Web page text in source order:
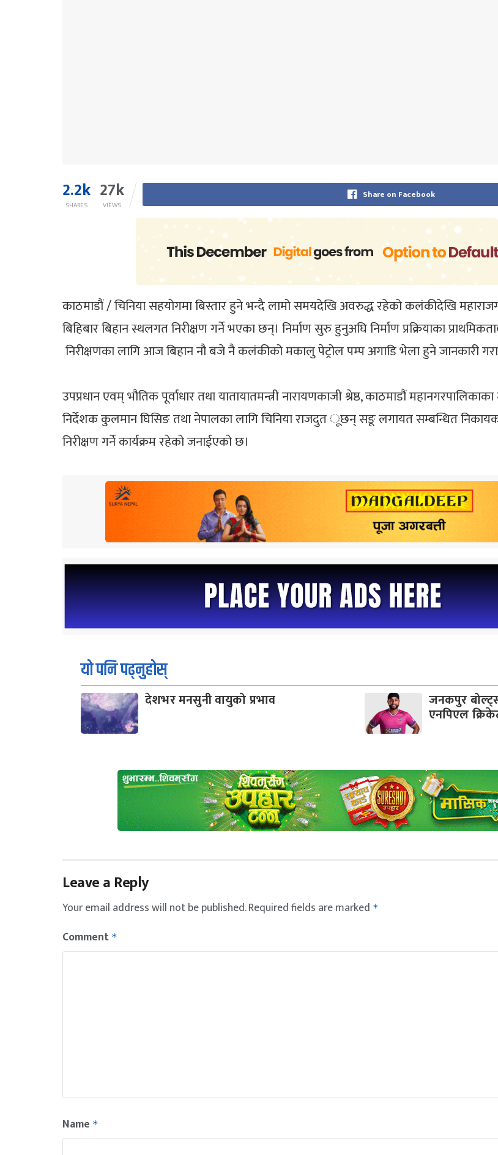
2.2k
SHARES
27k
VIEWS
Share on Facebook
काठमाडौं / चिनिया सहयोगमा बिस्तार हुने भन्दै लामो समयदेखि अवरुद्ध रहेको कलंकीदेखि
बिहिबार बिहान स्थलगत निरीक्षण गर्ने भएका छन्। निर्माण सुरु हुनुअघि निर्माण प्रक्रियाका
निरीक्षणका लागि आज बिहान नौ बजे नै कलंकीको मकालु पेट्रोल पम्प अगाडि भेला हुने जानकारी
उपप्रधान एवम् भौतिक पूर्वाधार तथा यातायातमन्त्री नारायणकाजी श्रेष्ठ, काठमाडौं
निर्देशक कुलमान घिसिङ तथा नेपालका लागि चिनिया राजदुत ूछन् सङू लगायत सम्बन्धित निकायका
निरीक्षण गर्ने कार्यक्रम रहेको जनाईएको छ।
यो पनि पढ्नुहोस्
देशभर मनसुनी वायुको प्रभाव जनकपुर
एनपिएल
Leave a Reply
Your email address will not be published.Required fields are marked *
Comment *
Name *